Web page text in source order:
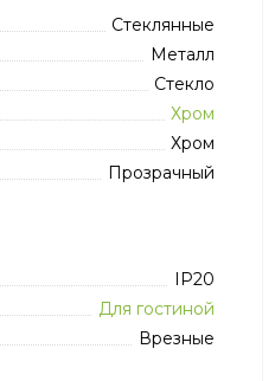
Стеклянные
Металл
Стекло
Хром
Хром
Прозрачный
IP20
Для гостиной
Врезные